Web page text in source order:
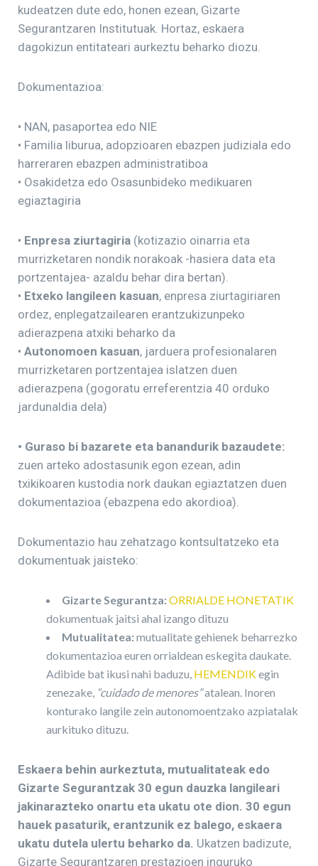
kudeatzen dute edo, honen ezean, Gizarte
Segurantzaren Institutuak. Hortaz, eskaera
dagokizun entitateari aurkeztu beharko diozu.
Dokumentazioa:
• NAN, pasaportea edo NIE
• Familia liburua, adopzioaren ebazpen judiziala edo
harreraren ebazpen administratiboa
• Osakidetza edo Osasunbideko medikuaren
egiaztagiria
• Enpresa ziurtagiria (kotizazio oinarria eta
murrizketaren nondik norakoak -hasiera data eta
portzentajea- azaldu behar dira bertan).
• Etxeko langileen kasuan, enpresa ziurtagiriaren
ordez, enplegatzailearen erantzukizunpeko
adierazpena atxiki beharko da
• Autonomoen kasuan, jarduera profesionalaren
murrizketaren portzentajea islatzen duen
adierazpena (gogoratu erreferentzia 40 orduko
jardunaldia dela)
• Guraso bi bazarete eta banandurik bazaudete:
zuen arteko adostasunik egon ezean, adin
txikikoaren kustodia nork daukan egiaztatzen duen
dokumentazioa (ebazpena edo akordioa).
Dokumentazio hau zehatzago kontsultatzeko eta
dokumentuak jaisteko:
Gizarte Segurantza: ORRIALDE HONETATIK
dokumentuak jaitsi ahal izango dituzu
Mutualitatea: mutualitate gehienek beharrezko
dokumentazioa euren orrialdean eskegita daukate.
Adibide bat ikusi nahi baduzu, HEMENDIKegin
zenezake, “cuidado de menores”atalean. Inoren
konturako langile zein autonomoentzako azpiatalak
aurkituko dituzu.
Eskaera behin aurkeztuta, mutualitateak edo
Gizarte Segurantzak 30 egun dauzka langileari
jakinarazteko onartu eta ukatu ote dion. 30 egun
hauek pasaturik, erantzunik ez balego, eskaera
ukatu dutela ulertu beharko da. Ukatzen badizute,
Gizarte Segurantzaren prestazioen inguruko